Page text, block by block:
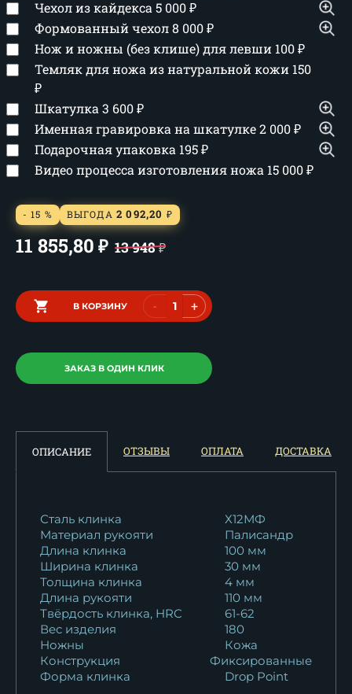
Чехол из кайдекса 5 000₽
Формованный чехол8 000₽
Нож и ножны (без клише) для левши 100₽
Темляк для ножа из натуральной кожи 150
₽
Шкатулка 3 600₽
Именная гравировка на шкатулке2 000₽
Подарочная упаковка 195₽
Видео процесса изготовления ножа 15 000₽
- 15 % ВЫГОДА 2 092,20 ₽
11 855,80 ₽ 13 948₽
В КОРЗИНУ - +
ЗАКАЗ В ОДИН КЛИК
ОПИСАНИЕ ОТЗЫВЫ ОПЛАТА ДОСТАВКА
Сталь клинка
Х12МФ
Материал рукояти
Палисандр
Длина клинка
100 мм
Ширина клинка
30 мм
Толщина клинка
4 мм
Длина рукояти
110 мм
Твёрдость клинка, HRC
61-62
Вес изделия
180
Ножны
Кожа
Конструкция
Фиксированные
Форма клинка
Drop Point